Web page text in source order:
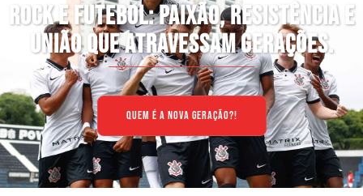
COPA DO MUNDO: OS FATORES QUE
IMPEDEM O HEXA DESDE 2002
QUEM É A NOVA GERAÇÃO?!